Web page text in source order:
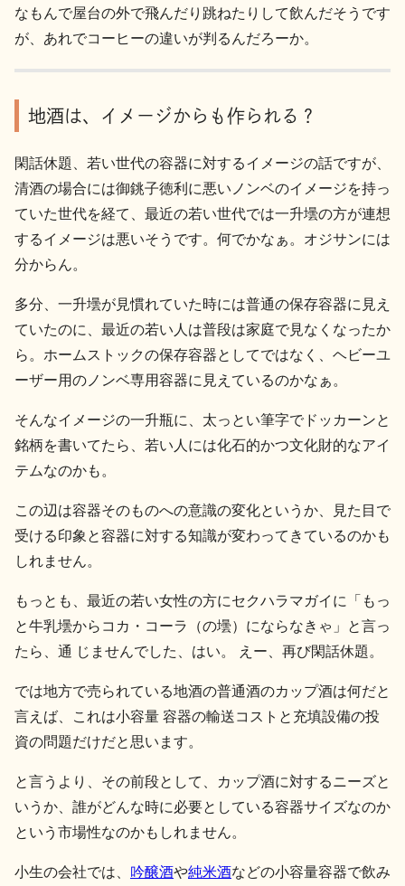
なもんで屋台の外で飛んだり跳ねたりして飲んだそうです
が、あれでコーヒーの違いが判るんだろーか。
地酒は、イメージからも作られる？
閑話休題、若い世代の容器に対するイメージの話ですが、
清酒の場合には御銚子徳利に悪いノンベのイメージを持っ
ていた世代を経て、最近の若い世代では一升壜の方が連想
するイメージは悪いそうです。何でかなぁ。オジサンには
分からん。
多分、一升壜が見慣れていた時には普通の保存容器に見え
ていたのに、最近の若い人は普段は家庭で見なくなったか
ら。ホームストックの保存容器としてではなく、ヘビーユ
ーザー用のノンベ専用容器に見えているのかなぁ。
そんなイメージの一升瓶に、太っとい筆字でドッカーンと
銘柄を書いてたら、若い人には化石的かつ文化財的なアイ
テムなのかも。
この辺は容器そのものへの意識の変化というか、見た目で
受ける印象と容器に対する知識が変わってきているのかも
しれません。
もっとも、最近の若い女性の方にセクハラマガイに「もっ
と牛乳壜からコカ・コーラ（の壜）にならなきゃ」と言っ
たら、通 じませんでした、はい。 えー、再び閑話休題。
では地方で売られている地酒の普通酒のカップ酒は何だと
言えば、これは小容量 容器の輸送コストと充填設備の投
資の問題だけだと思います。
と言うより、その前段として、カップ酒に対するニーズと
いうか、誰がどんな時に必要としている容器サイズなのか
という市場性なのかもしれません。
小生の会社では、 吟醸酒や純米酒などの小容量容器で飲み